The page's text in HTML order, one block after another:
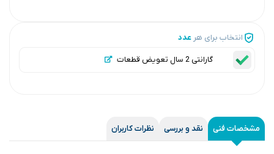
انتخاب برای هر عدد
گارانتی 2 سال تعویض قطعات
مشخصات فنی نقد و بررسی نظرات کاربران